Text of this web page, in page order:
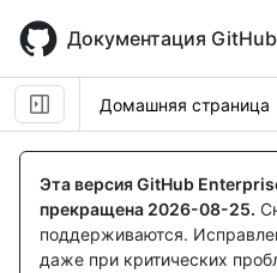
main
content
Документация GitHub
Домашняя страница
Эта версия GitHub
прекращена 2026-08-25.
поддерживаются.
даже при критических